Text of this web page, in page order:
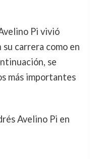
Pi vivió
carrera como en
se
más importantes
Avelino Pi en